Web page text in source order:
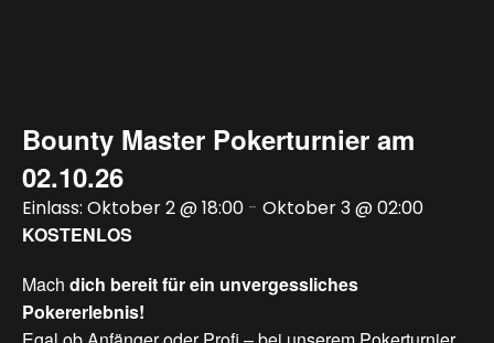
Bounty Master Pokerturnier am
02.10.26
Oktober 2 @ 18:00 - Oktober 3 @ 02:00
KOSTENLOS
Mach dich bereitfürein unvergessliches
Pokererlebnis!